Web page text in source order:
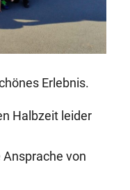
Erlebnis.
Halbzeit leider
von